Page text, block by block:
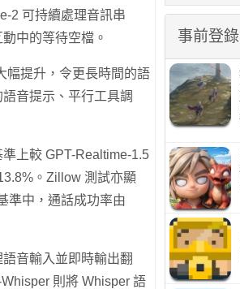
2 可持續處理音訊串
中的等待空檔。
幅提升，令更長時間的語
音提示、平行工具調
上較 GPT-Realtime-1.5
。Zillow 測試亦顯
準中，通話成功率由
音輸入並即時輸出翻
則將 Whisper 語
事前登錄